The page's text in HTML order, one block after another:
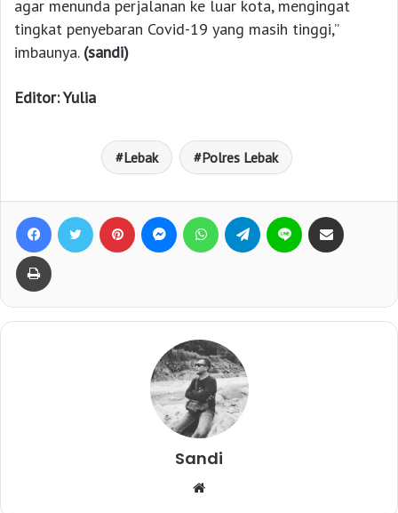
agar menunda perjalanan ke luar kota, mengingat
tingkat penyebaran Covid-19 yang masih tinggi,”
imbaunya. (sandi)
Editor: Yulia
Lebak Polres Lebak
Sandi